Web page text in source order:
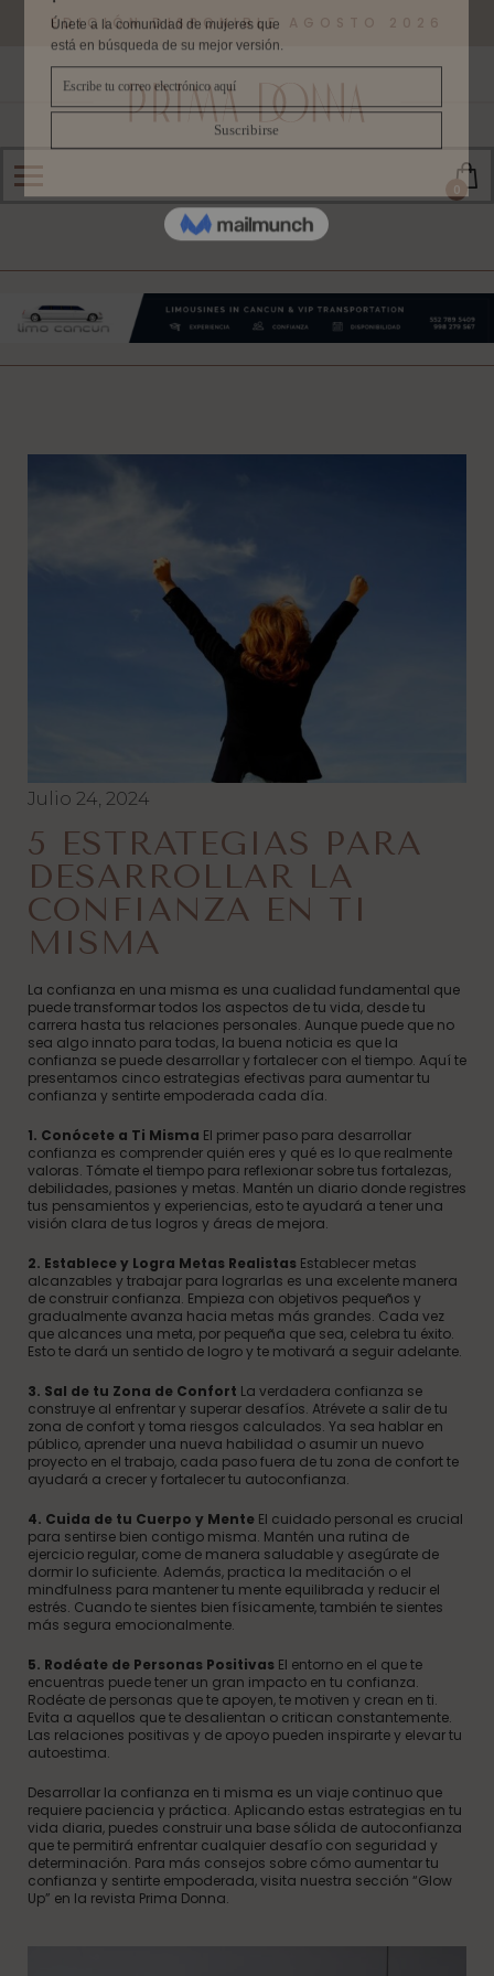
EDICIÓN DISPONIBLE AGOSTO 2026
0
Julio 24, 2024
5 ESTRATEGIAS PARA
DESARROLLAR LA
CONFIANZA EN TI
MISMA
La confianza en una misma es una cualidad fundamental que
puede transformar todos los aspectos de tu vida, desde tu
carrera hasta tus relaciones personales. Aunque puede que no
sea algo innato para todas, la buena noticia es que la
confianza se puede desarrollar y fortalecer con el tiempo. Aquí te
presentamos cinco estrategias efectivas para aumentar tu
confianza y sentirte empoderada cada día.
1. Conócete a Ti Misma El primer paso para desarrollar
confianza es comprender quién eres y qué es lo que realmente
valoras. Tómate el tiempo para reflexionar sobre tus fortalezas,
debilidades, pasiones y metas. Mantén un diario donde registres
tus pensamientos y experiencias, esto te ayudará a tener una
visión clara de tus logros y áreas de mejora.
2. Establece y Logra Metas Realistas Establecer metas
alcanzables y trabajar para lograrlas es una excelente manera
de construir confianza. Empieza con objetivos pequeños y
gradualmente avanza hacia metas más grandes. Cada vez
que alcances una meta, por pequeña que sea, celebra tu éxito.
Esto te dará un sentido de logro y te motivará a seguir adelante.
3. Sal de tu Zona de Confort La verdadera confianza se
construye al enfrentar y superar desafíos. Atrévete a salir de tu
zona de confort y toma riesgos calculados. Ya sea hablar en
público, aprender una nueva habilidad o asumir un nuevo
proyecto en el trabajo, cada paso fuera de tu zona de confort te
ayudará a crecer y fortalecer tu autoconfianza.
4. Cuida de tu Cuerpo y Mente El cuidado personal es crucial
para sentirse bien contigo misma. Mantén una rutina de
ejercicio regular, come de manera saludable y asegúrate de
dormir lo suficiente. Además, practica la meditación o el
mindfulness para mantener tu mente equilibrada y reducir el
estrés. Cuando te sientes bien físicamente, también te sientes
más segura emocionalmente.
5. Rodéate de Personas Positivas El entorno en el que te
encuentras puede tener un gran impacto en tu confianza.
Rodéate de personas que te apoyen, te motiven y crean en ti.
Evita a aquellos que te desalientan o critican constantemente.
Las relaciones positivas y de apoyo pueden inspirarte y elevar tu
autoestima.
Desarrollar la confianza en ti misma es un viaje continuo que
requiere paciencia y práctica. Aplicando estas estrategias en tu
vida diaria, puedes construir una base sólida de autoconfianza
que te permitirá enfrentar cualquier desafío con seguridad y
determinación. Para más consejos sobre cómo aumentar tu
confianza y sentirte empoderada, visita nuestra sección “Glow
Up” en la revista Prima Donna.